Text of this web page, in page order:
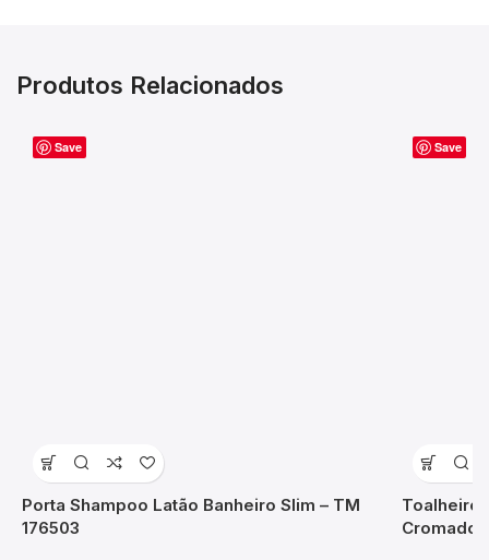
Produtos Relacionados
Save
Porta Shampoo Latão Banheiro Slim – TM
176503
Save
Toalheiro
Cromado